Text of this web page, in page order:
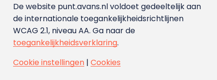
De website punt.avans.nl voldoet gedeeltelijk aan
de internationale toegankelijkheidsrichtlijnen
WCAG 2.1, niveau AA. Ga naar de
toegankelijkheidsverklaring.
Cookie instellingen| Cookies